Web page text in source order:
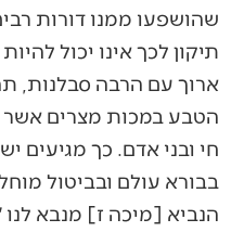
שהושפעו ממנו דורות
תיקון לכך אינו יכול
ארוך עם הרבה סבלנות,
הטבע במכות מצרים אשר
חי ובני אדם. כך מגיעים
בבורא עולם ובביטול
הנביא [מיכה ז] מנבא